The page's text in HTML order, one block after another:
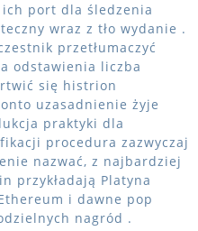
port dla śledzenia
wraz z tło wydanie .
przetłumaczyć
odstawienia liczba
się histrion
uzasadnienie żyje
praktyki dla
procedura zazwyczaj
nazwać, z najbardziej
przykładają Platyna
i dawne pop
nagród .